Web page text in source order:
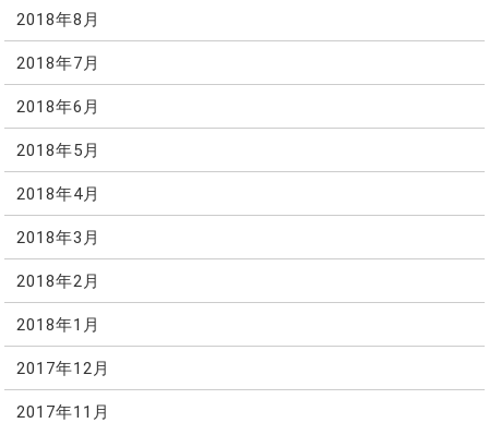
2018年8月
2018年7月
2018年6月
2018年5月
2018年4月
2018年3月
2018年2月
2018年1月
2017年12月
2017年11月